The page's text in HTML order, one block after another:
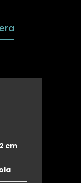
cm